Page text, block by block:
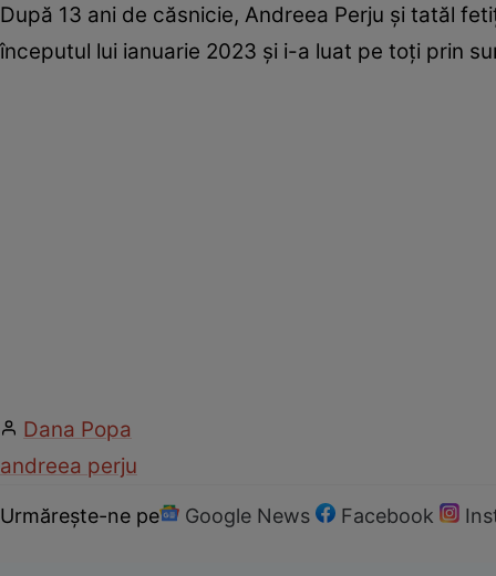
După 13 ani de căsnicie, Andreea Perju și tatăl
începutul lui ianuarie 2023 și i-a luat pe toți prin
Dana Popa
andreea perju
Urmărește-ne pe Google News Facebook